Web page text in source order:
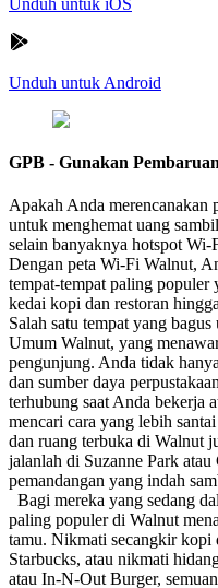
Unduh untuk Android
GPB - Gunakan
Apakah Anda merencanakan
untuk menghemat uang
selain banyaknya hotspot Wi-
Dengan peta Wi-Fi Walnut,
tempat-tempat paling
kedai kopi dan restoran
Salah satu tempat yang
Umum Walnut, yang
pengunjung. Anda tidak
dan sumber daya
terhubung saat Anda
mencari cara yang lebih
dan ruang terbuka di Walnut
jalanlah di Suzanne Park
pemandangan yang indah
Bagi mereka yang sedang
paling populer di Walnut
tamu. Nikmati secangkir kopi
Starbucks, atau nikmati
atau In-N-Out Burger,